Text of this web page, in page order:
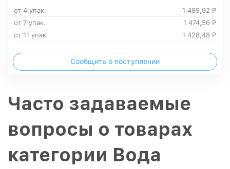
от 4 упак. 1 489,92 Р
от 7 упак.
1 474,56 Р
от 11 упак
1 428,48 Р
Сообщить о поступлении
Часто задаваемые
вопросы о товарах
категории Вода